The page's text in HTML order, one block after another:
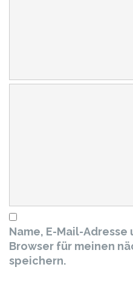
Name, E-Mail-
Browser für meinen
speichern.